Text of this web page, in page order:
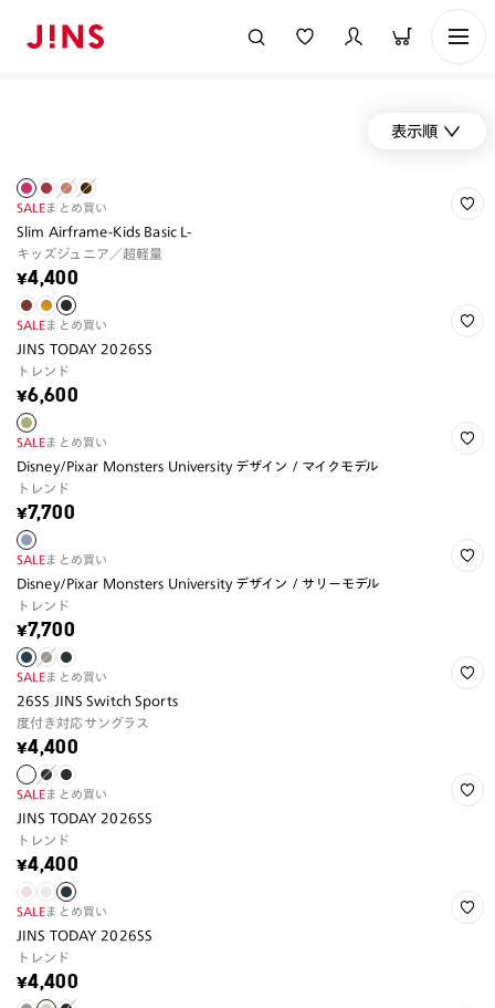
表示順
SALEまとめ買い
Slim Airframe-Kids Basic L-
キッズジュニア／超軽量
¥4,400
SALEまとめ買い
JINS TODAY 2026SS
トレンド
¥6,600
SALEまとめ買い
Disney/Pixar Monsters University デザイン / マイクモデル
トレンド
¥7,700
SALEまとめ買い
Disney/Pixar Monsters University デザイン / サリーモデル
トレンド
¥7,700
SALEまとめ買い
26SS JINS Switch Sports
度付き対応サングラス
¥4,400
SALEまとめ買い
JINS TODAY 2026SS
トレンド
¥4,400
SALEまとめ買い
JINS TODAY 2026SS
トレンド
¥4,400